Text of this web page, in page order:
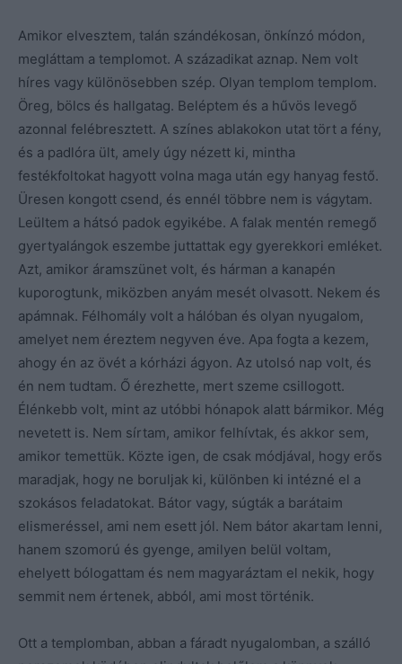
Amikor elvesztem, talán szándékosan, önkínzó módon,
megláttam a templomot. A századikat aznap. Nem volt
híres vagy különösebben szép. Olyan templom templom.
Öreg, bölcs és hallgatag. Beléptem és a hűvös levegő
azonnal felébresztett. A színes ablakokon utat tört a fény,
és a padlóra ült, amely úgy nézett ki, mintha
festékfoltokat hagyott volna maga után egy hanyag festő.
Üresen kongott csend, és ennél többre nem is vágytam.
Leültem a hátsó padok egyikébe. A falak mentén remegő
gyertyalángok eszembe juttattak egy gyerekkori emléket.
Azt, amikor áramszünet volt, és hárman a kanapén
kuporogtunk, miközben anyám mesét olvasott. Nekem és
apámnak. Félhomály volt a hálóban és olyan nyugalom,
amelyet nem éreztem negyven éve. Apa fogta a kezem,
ahogy én az övét a kórházi ágyon. Az utolsó nap volt, és
én nem tudtam. Ő érezhette, mert szeme csillogott.
Élénkebb volt, mint az utóbbi hónapok alatt bármikor. Még
nevetett is. Nem sírtam, amikor felhívtak, és akkor sem,
amikor temettük. Közte igen, de csak módjával, hogy erős
maradjak, hogy ne boruljak ki, különben ki intézné el a
szokásos feladatokat. Bátor vagy, súgták a barátaim
elismeréssel, ami nem esett jól. Nem bátor akartam lenni,
hanem szomorú és gyenge, amilyen belül voltam,
ehelyett bólogattam és nem magyaráztam el nekik, hogy
semmit nem értenek, abból, ami most történik.
Ott a templomban, abban a fáradt nyugalomban, a szálló